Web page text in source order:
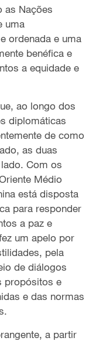
as Nações
uma
ordenada e uma
benéfica e
a equidade e
ao longo dos
diplomáticas
de como
as duas
Com os
Médio
está disposta
para responder
a paz e
um apelo por
pela
de diálogos
propósitos e
e das normas
a partir